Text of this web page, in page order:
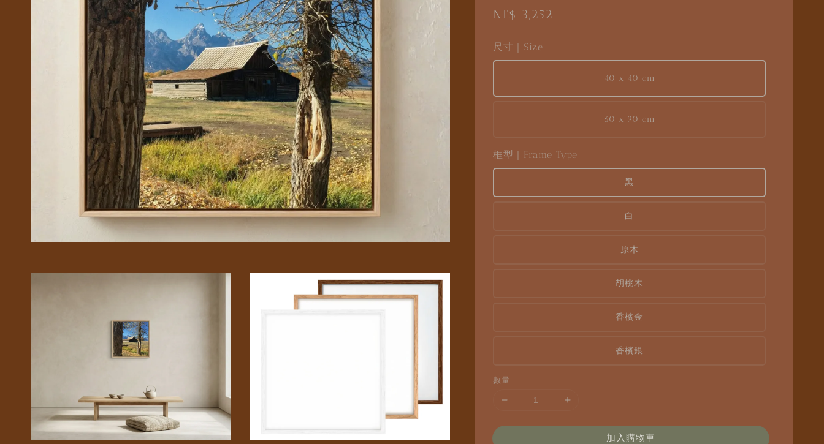
Regular
NT$ 3,252
尺寸｜Size
40 x 40 cm
60 x 90 cm
框型｜Frame Type
黑
白
原木
胡桃木
香檳金
香檳銀
數量
加入購物車